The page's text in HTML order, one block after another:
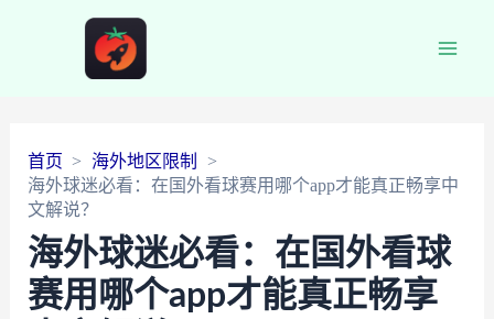
首页
海外地区限制
海外球迷必看：在国外看球赛用哪个app才能真正畅享中
文解说？
海外球迷必看：在国外看球
赛用哪个app才能真正畅享